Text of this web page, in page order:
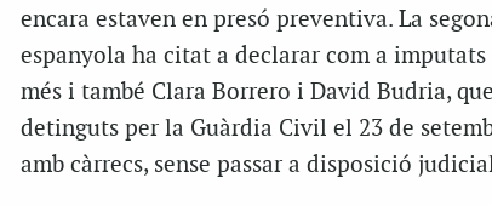
encara estaven en presó preventiva. La
espanyola ha citat a declarar com a
més i també Clara Borrero i David Budria,
detinguts per la Guàrdia Civil el 23 de
amb càrrecs, sense passar a disposició